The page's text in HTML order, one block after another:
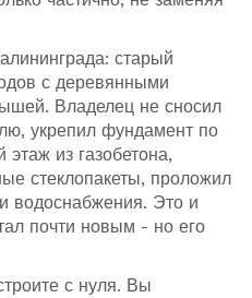
старый
с деревянными
Владелец не сносил
укрепил фундамент по
из газобетона,
стеклопакеты, проложил
водоснабжения. Это и
почти новым - но его
с нуля. Вы